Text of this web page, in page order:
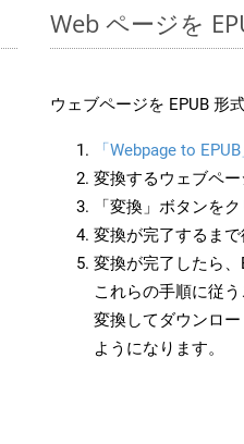
Web ページを
ウェブページを EPUB 形
「Webpage to EPUB
変換するウェブペー
「変換」ボタンを
変換が完了するまで
変換が完了したら、
これらの手順に従
変換してダウンロ
ようになります。